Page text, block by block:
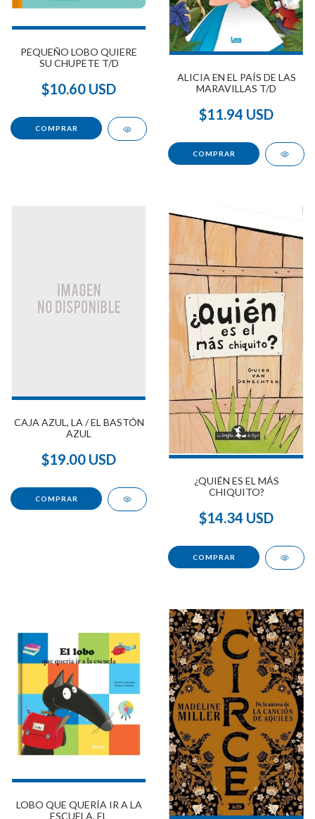
PEQUEÑO LOBO QUIERE
SU CHUPETE T/D
$10.60 USD
ALICIA EN EL PAÍS DE LAS
MARAVILLAS T/D
$11.94 USD
CAJA AZUL, LA / EL BASTÓN
AZUL
$19.00 USD
¿QUIÉN ES EL MÁS
CHIQUITO?
$14.34 USD
LOBO QUE QUERÍA IR A LA
ESCUELA, EL